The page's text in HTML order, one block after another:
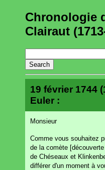
Chronologie
Clairaut
19 février 1744
Euler :
Monsieur
Comme vous souhaitez
de la comète
de Chéseaux et
différer d'un moment à